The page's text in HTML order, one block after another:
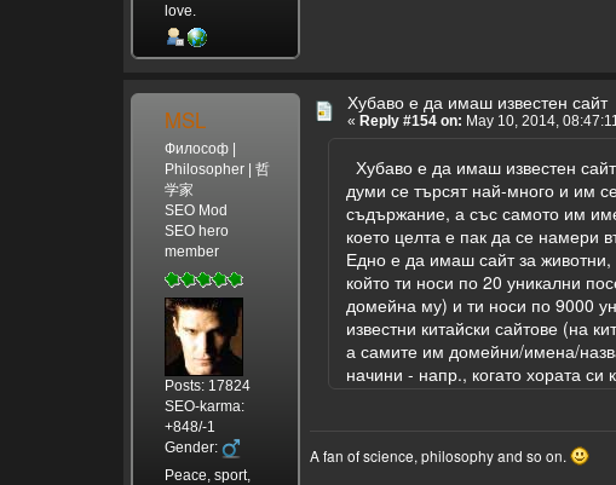
love.
MSL
Философ |
Philosopher | 哲
学家
SEO Mod
SEO hero
member
Posts: 17824
SEO-karma:
+848/-1
Gender:
Peace, sport,
Хубаво е да имаш известен сайт
« Reply #154 on: May 10, 2014,
Хубаво е да имаш известен
думи се търсят най-много и им
съдържание, а със самото им
което целта е пак да се намери
Едно е да имаш сайт за
който ти носи по 20 уникални
домейна му) и ти носи по 9000
известни китайски сайтове (на
а самите им домейни/имена/
начини - напр., когато хората си
A fan of science, philosophy and so on.